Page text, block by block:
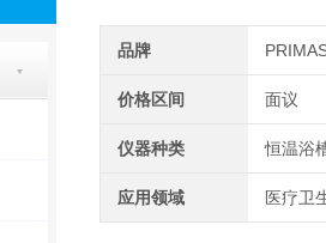
品牌
价格区间 面议
仪器种类 恒温浴
应用领域 医疗卫